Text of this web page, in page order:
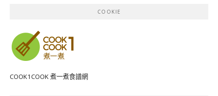
COOKIE
COOK1COOK 煮一煮食譜網